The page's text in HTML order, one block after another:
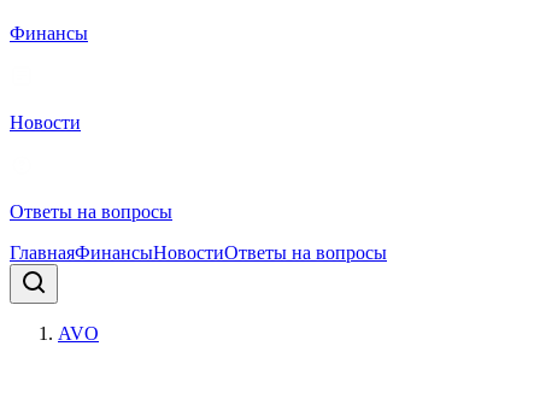
Финансы
Новости
Ответы на вопросы
ГлавнаяФинансыНовостиОтветы на вопросы
AVO